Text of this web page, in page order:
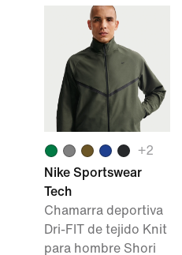
+2
Nike Sportswear
Tech
Chamarra deportiva
Dri-FIT de tejido Knit
para hombre Shori